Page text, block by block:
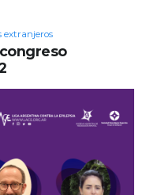
extranjeros